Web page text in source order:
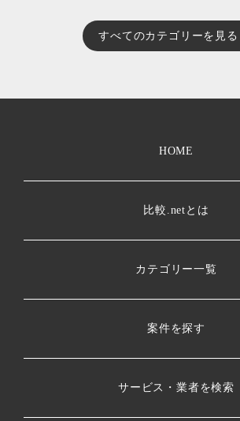
すべてのカテゴリーを見る
HOME
比較.netとは
カテゴリー一覧
案件を探す
サービス・業者を検索